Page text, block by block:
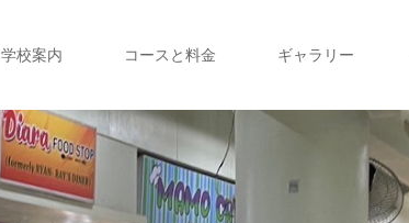
学校案内 コースと料金 ギャラリー